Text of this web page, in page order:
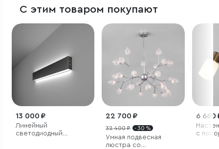
С этим товаром покупают
13 000 ₽
Линейный
светодиодный
22 700 ₽
32 400 ₽ - 30 %
Умная подвесная
люстра со
6 660
с